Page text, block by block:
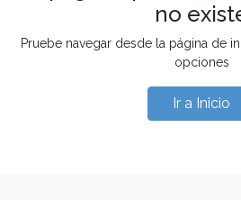
no
Pruebe navegar desde la página de
opciones
Ir a Inicio